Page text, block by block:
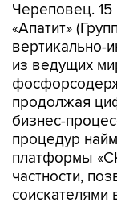
Череповец.
«Апатит»
вертикально-
из ведущих
продолжая
бизнес-
процедур
платформы
частности,